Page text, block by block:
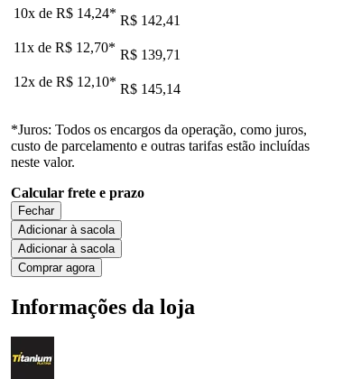
10x de R$ 14,24* R$ 142,41
11x de R$ 12,70* R$ 139,71
12x de R$ 12,10* R$ 145,14
*Juros: Todos os encargos da operação, como juros,
custo de parcelamento e outras tarifas estão incluídas
neste valor.
Calcular frete e prazo
Fechar
Adicionar à sacola
Adicionar à sacola
Comprar agora
Informações da loja